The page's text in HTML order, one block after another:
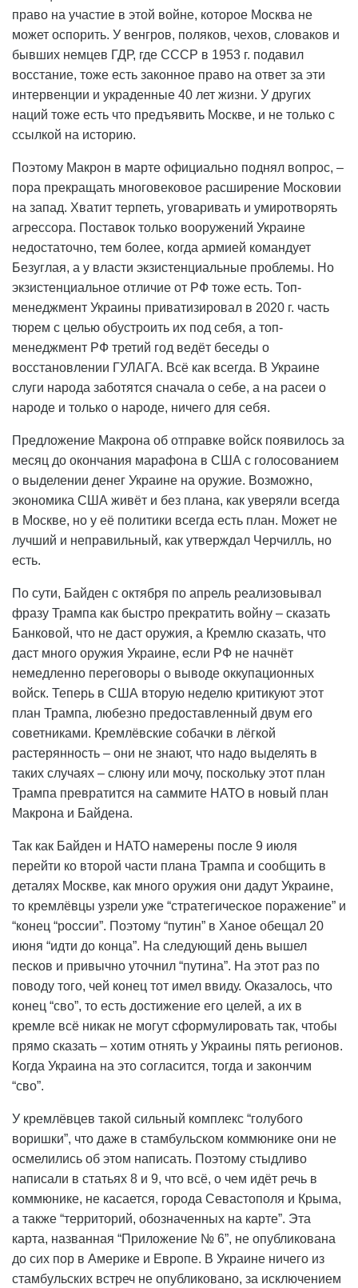
право на участие в этой войне, которое Москва не
может оспорить. У венгров, поляков, чехов, словаков и
бывших немцев ГДР, где СССР в 1953 г. подавил
восстание, тоже есть законное право на ответ за эти
интервенции и украденные 40 лет жизни. У других
наций тоже есть что предъявить Москве, и не только с
ссылкой на историю.
Поэтому Макрон в марте официально поднял вопрос, –
пора прекращать многовековое расширение Московии
на запад. Хватит терпеть, уговаривать и умиротворять
агрессора. Поставок только вооружений Украине
недостаточно, тем более, когда армией командует
Безуглая, а у власти экзистенциальные проблемы. Но
экзистенциальное отличие от РФ тоже есть. Топ-
менеджмент Украины приватизировал в 2020 г. часть
тюрем с целью обустроить их под себя, а топ-
менеджмент РФ третий год ведёт беседы о
восстановлении ГУЛАГА. Всё как всегда. В Украине
слуги народа заботятся сначала о себе, а на расеи о
народе и только о народе, ничего для себя.
Предложение Макрона об отправке войск появилось за
месяц до окончания марафона в США с голосованием
о выделении денег Украине на оружие. Возможно,
экономика США живёт и без плана, как уверяли всегда
в Москве, но у её политики всегда есть план. Может не
лучший и неправильный, как утверждал Черчилль, но
есть.
По сути, Байден с октября по апрель реализовывал
фразу Трампа как быстро прекратить войну – сказать
Банковой, что не даст оружия, а Кремлю сказать, что
даст много оружия Украине, если РФ не начнёт
немедленно переговоры о выводе оккупационных
войск. Теперь в США вторую неделю критикуют этот
план Трампа, любезно предоставленный двум его
советниками. Кремлёвские собачки в лёгкой
растерянность – они не знают, что надо выделять в
таких случаях – слюну или мочу, поскольку этот план
Трампа превратится на саммите НАТО в новый план
Макрона и Байдена.
Так как Байден и НАТО намерены после 9 июля
перейти ко второй части плана Трампа и сообщить в
деталях Москве, как много оружия они дадут Украине,
то кремлёвцы узрели уже “стратегическое поражение” и
“конец “россии”. Поэтому “путин” в Ханое обещал 20
июня “идти до конца”. На следующий день вышел
песков и привычно уточнил “путина”. На этот раз по
поводу того, чей конец тот имел ввиду. Оказалось, что
конец “сво”, то есть достижение его целей, а их в
кремле всё никак не могут сформулировать так, чтобы
прямо сказать – хотим отнять у Украины пять регионов.
Когда Украина на это согласится, тогда и закончим
“сво”.
У кремлёвцев такой сильный комплекс “голубого
воришки”, что даже в стамбульском коммюнике они не
осмелились об этом написать. Поэтому стыдливо
написали в статьях 8 и 9, что всё, о чем идёт речь в
коммюнике, не касается, города Севастополя и Крыма,
а также “территорий, обозначенных на карте”. Эта
карта, названная “Приложение № 6”, не опубликована
до сих пор в Америке и Европе. В Украине ничего из
стамбульских встреч не опубликовано, за исключением